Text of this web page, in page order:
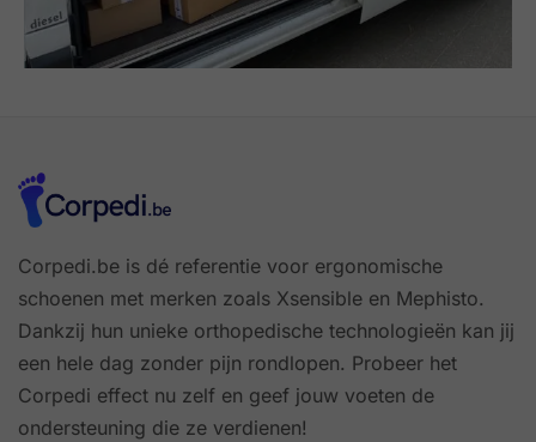
Corpedi.be is dé referentie voor ergonomische
schoenen met merken zoals Xsensible en Mephisto.
Dankzij hun unieke orthopedische technologieën kan jij
een hele dag zonder pijn rondlopen. Probeer het
Corpedi effect nu zelf en geef jouw voeten de
ondersteuning die ze verdienen!